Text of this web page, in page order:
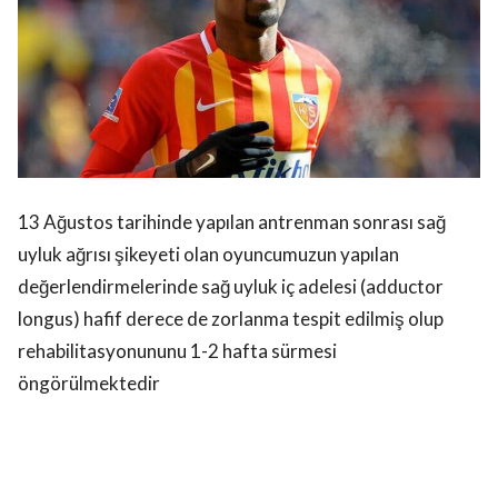
13 Ağustos tarihinde yapılan antrenman sonrası sağ
uyluk ağrısı şikeyeti olan oyuncumuzun yapılan
değerlendirmelerinde sağ uyluk iç adelesi (adductor
longus) hafif derece de zorlanma tespit edilmiş olup
rehabilitasyonununu 1-2 hafta sürmesi
öngörülmektedir